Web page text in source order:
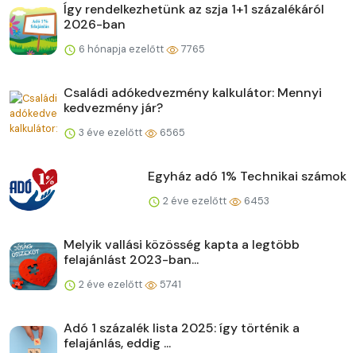
Így rendelkezhetünk az szja 1+1 százalékáról
2026-ban
6 hónapja ezelőtt 7765
Családi adókedvezmény kalkulátor: Mennyi
kedvezmény jár?
3 éve ezelőtt 6565
Egyház adó 1% Technikai számok
2 éve ezelőtt 6453
Melyik vallási közösség kapta a legtöbb
felajánlást 2023-ban...
2 éve ezelőtt 5741
Adó 1 százalék lista 2025: így történik a
felajánlás, eddig ...